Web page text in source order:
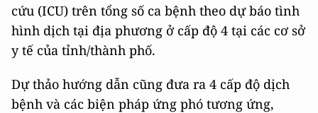
cứu (ICU) trên tổng số ca bệnh theo dự báo tình
hình dịch tại địa phương ở cấp độ 4 tại các cơ sở
y tế của tỉnh/thành phố.
Dự thảo hướng dẫn cũng đưa ra 4 cấp độ dịch
bệnh và các biện pháp ứng phó tương ứng,